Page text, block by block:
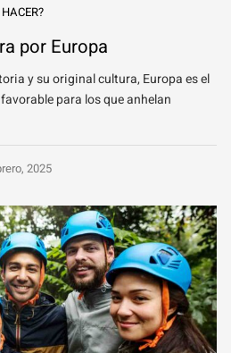
por Europa
y su original cultura, Europa es el
para los que anhelan
2025